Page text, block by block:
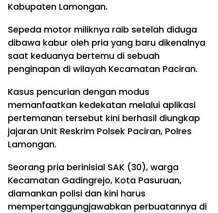
Kabupaten Lamongan.
Sepeda motor miliknya raib setelah diduga
dibawa kabur oleh pria yang baru dikenalnya
saat keduanya bertemu di sebuah
penginapan di wilayah Kecamatan Paciran.
Kasus pencurian dengan modus
memanfaatkan kedekatan melalui aplikasi
pertemanan tersebut kini berhasil diungkap
jajaran Unit Reskrim Polsek Paciran, Polres
Lamongan.
Seorang pria berinisial SAK (30), warga
Kecamatan Gadingrejo, Kota Pasuruan,
diamankan polisi dan kini harus
mempertanggungjawabkan perbuatannya di